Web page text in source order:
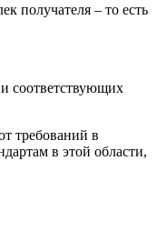
получателя – то есть
соответствующих
требований в
в этой области,